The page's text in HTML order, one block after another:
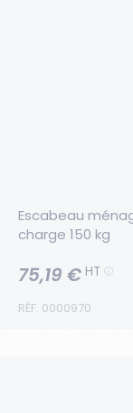
Escabeau
charge 150 kg
RÉF. 0000970
75,19 € HT